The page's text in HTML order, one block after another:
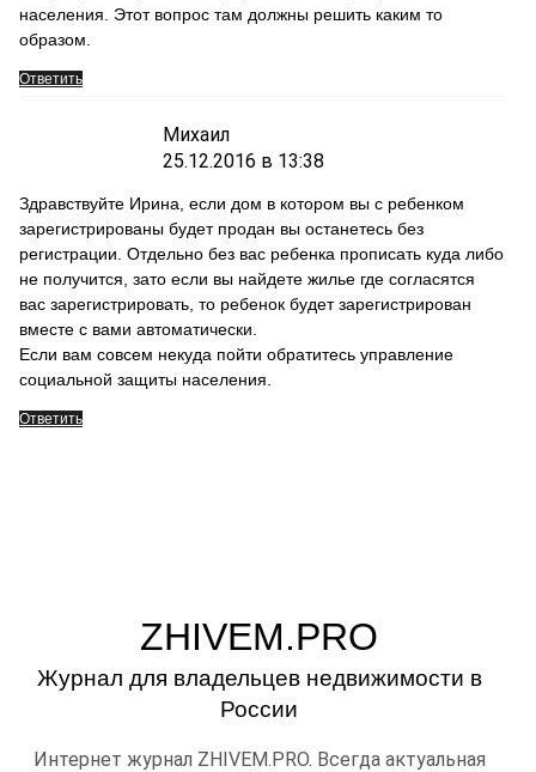
населения. Этот вопрос там должны решить каким то
образом.
Ответить
Михаил
25.12.2016 в 13:38
Здравствуйте Ирина, если дом в котором вы с ребенком
зарегистрированы будет продан вы останетесь без
регистрации. Отдельно без вас ребенка прописать куда либо
не получится, зато если вы найдете жилье где согласятся
вас зарегистрировать, то ребенок будет зарегистрирован
вместе с вами автоматически.
Если вам совсем некуда пойти обратитесь управление
социальной защиты населения.
Ответить
ZHIVEM.PRO
Журнал для владельцев недвижимости в
России
Интернет журнал ZHIVEM.PRO. Всегда актуальная